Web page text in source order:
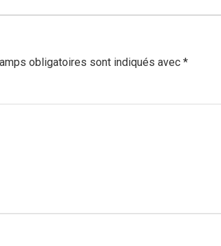
obligatoires sont indiqués avec *